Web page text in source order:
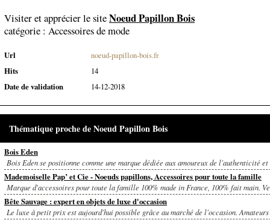
Visiter et apprécier le siteNoeud Papillon Bois
catégorie : Accessoires de mode
Url
noeud-papillon-bois.fr
Hits
14
Date de validation
14-12-2018
Thématique proche de Noeud Papillon Bois
Bois Eden
Bois Eden se positionne comme une marque dédiée aux amoureux de l'authenticité
Mademoiselle Pap’ et Cie - Noeuds papillons, Accessoires pour toute la famille
Marque d'accessoires pour toute la famille 100% made in France, 100% fait main.
Bête Sauvage : expert en objets de luxe d'occasion
Le luxe à petit prix est aujourd'hui possible grâce au marché de l'occasion. Amateurs